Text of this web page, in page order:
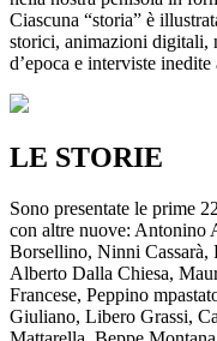
Ciascuna “storia” è
storici, animazioni digitali,
d’epoca e interviste
LE STORIE
Sono presentate le prime
con altre nuove: Antonino
Borsellino, Ninni Cassarà,
Alberto Dalla Chiesa,
Francese, Peppino
Giuliano, Libero Grassi,